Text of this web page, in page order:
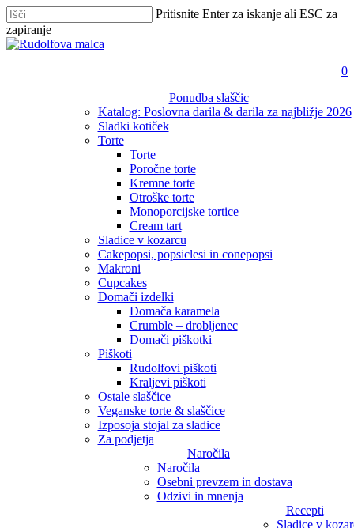
Skip
to
main
Pritisnite Enter za iskanje ali ESC za
zapiranje
Zapri
0
Ponudba slaščic
Katalog: Poslovna darila & darila za najbližje 2026
Sladki kotiček
Torte
Torte
Poročne torte
Kremne torte
Otroške torte
Monoporcijske tortice
Cream tart
Sladice v kozarcu
Cakepopsi, popsiclesi in conepopsi
Makroni
Cupcakes
Domači izdelki
Domača karamela
Crumble – drobljenec
Domači piškotki
Piškoti
Rudolfovi piškoti
Kraljevi piškoti
Ostale slaščice
Veganske torte & slaščice
Izposoja stojal za sladice
Za podjetja
Naročila
Naročila
Osebni prevzem in dostava
Odzivi in mnenja
Recepti
Sladice v